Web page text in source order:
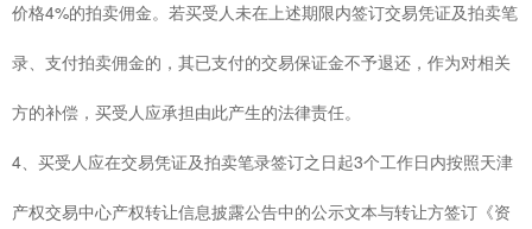
价格4%的拍卖佣金。若买受人未在上述期限内签订交易凭证及拍卖笔
录、支付拍卖佣金的，其已支付的交易保证金不予退还，作为对相关
方的补偿，买受人应承担由此产生的法律责任。
4、买受人应在交易凭证及拍卖笔录签订之日起3个工作日内按照天津
产权交易中心产权转让信息披露公告中的公示文本与转让方签订《资